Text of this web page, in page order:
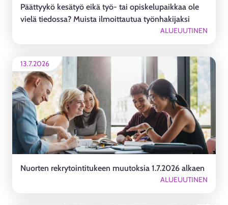
Päättyykö kesätyö eikä työ- tai opiskelupaikkaa ole
vielä tiedossa? Muista ilmoittautua työnhakijaksi
ALUEUUTINEN
13.7.2026
Nuorten rekrytointitukeen muutoksia 1.7.2026 alkaen
ALUEUUTINEN